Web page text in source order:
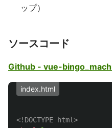
ップ）
ソースコード
Github - vue-
index.html
<!DOCTYPE html>